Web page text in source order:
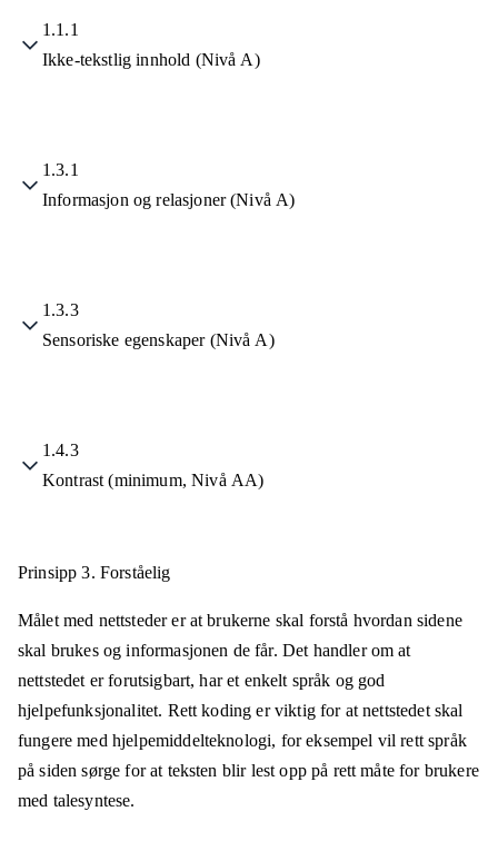
1.1.1
Ikke-tekstlig innhold (Nivå A)
1.3.1
Informasjon og relasjoner (Nivå A)
1.3.3
Sensoriske egenskaper (Nivå A)
1.4.3
Kontrast (minimum, Nivå AA)
Prinsipp 3. Forståelig
Målet med nettsteder er at brukerne skal forstå hvordan sidene
skal brukes og informasjonen de får. Det handler om at
nettstedet er forutsigbart, har et enkelt språk og god
hjelpefunksjonalitet. Rett koding er viktig for at nettstedet skal
fungere med hjelpemiddelteknologi, for eksempel vil rett språk
på siden sørge for at teksten blir lest opp på rett måte for brukere
med talesyntese.